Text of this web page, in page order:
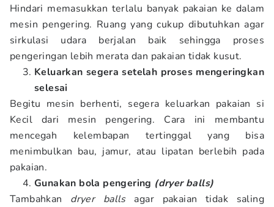
Hindari memasukkan terlalu banyak pakaian ke dalam
mesin pengering. Ruang yang cukup dibutuhkan agar
sirkulasi udara berjalan baik sehingga proses
pengeringan lebih merata dan pakaian tidak kusut.
Keluarkan segera setelah proses mengeringkan
selesai
Begitu mesin berhenti, segera keluarkan pakaian si
Kecil dari mesin pengering. Cara ini membantu
mencegah kelembapan tertinggal yang bisa
menimbulkan bau, jamur, atau lipatan berlebih pada
pakaian.
Gunakan bola pengering (dryer balls)
Tambahkan dryer ballsagar pakaian tidak saling